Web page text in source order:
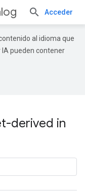
Acceder
al idioma que
pueden contener
derived in